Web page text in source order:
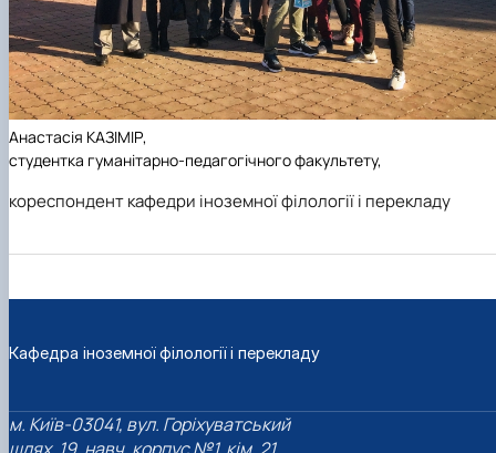
Анастасія КАЗІМІР,
студентка гуманітарно-педагогічного факультету,
кореспондент кафедри іноземної філології і перекладу
Кафедра іноземної філології і перекладу
м. Київ-03041, вул. Горіхуватський